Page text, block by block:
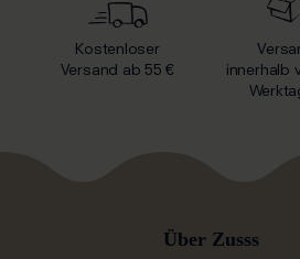
Kostenloser
Versand ab 55 €
innerhalb
Über Zusss